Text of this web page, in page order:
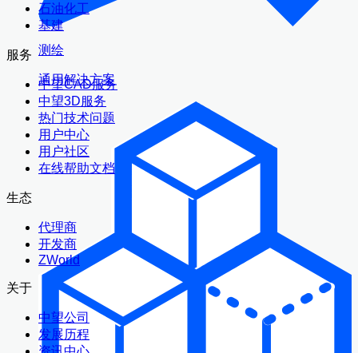
测绘
通用解决方案
石油化工
基建
服务
中望CAD服务
中望3D服务
热门技术问题
用户中心
用户社区
在线帮助文档
生态
代理商
开发商
ZWorld
关于
中望公司
发展历程